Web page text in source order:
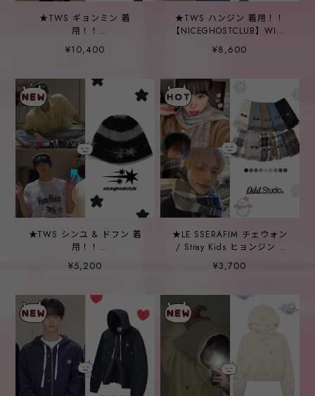
★TWS ギョンミン 着
用！！
【NICEGHOSTCLUB】
SPRAY SKULL 3STAR
¥10,400
★TWS ハンジン 着用！！
【NICEGHOSTCLUB】WIDE
STRING DENIM PANTS
BLUE
¥8,600
★TWS シンユ & ドフン 着
用！！
【NICEGHOSTCLUB】
STRIPE 3STAR LOGO
¥5,200
★LE SSERAFIM チェウォン
/ Stray Kids ヒョンジン /
TWS ヨンジェ 着用！！
【odd studio】ベーシック
21COLOR
¥3,700